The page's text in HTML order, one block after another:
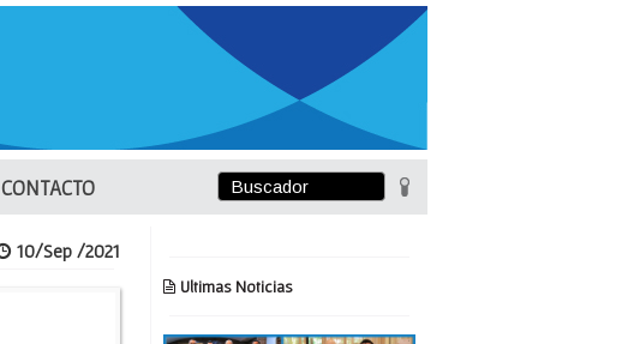
CONTACTO
10/Sep /2021
Ultimas Noticias